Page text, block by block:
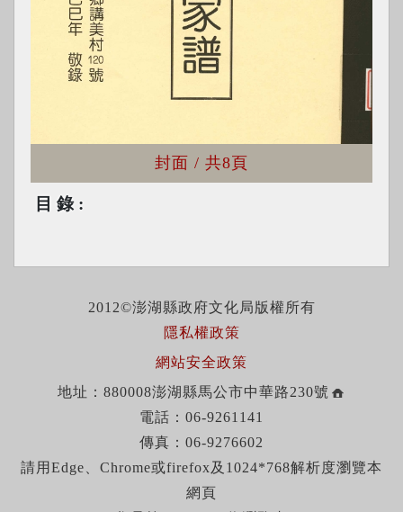
封面 / 共8頁
目錄
2012©澎湖縣政府文化局版權所有
隱私權政策
網站安全政策
地址：880008澎湖縣馬公市中華路230號
電話：06-9261141
傳真：06-9276602
請用Edge、Chrome或firefox及1024*768解析度瀏覽本
網頁